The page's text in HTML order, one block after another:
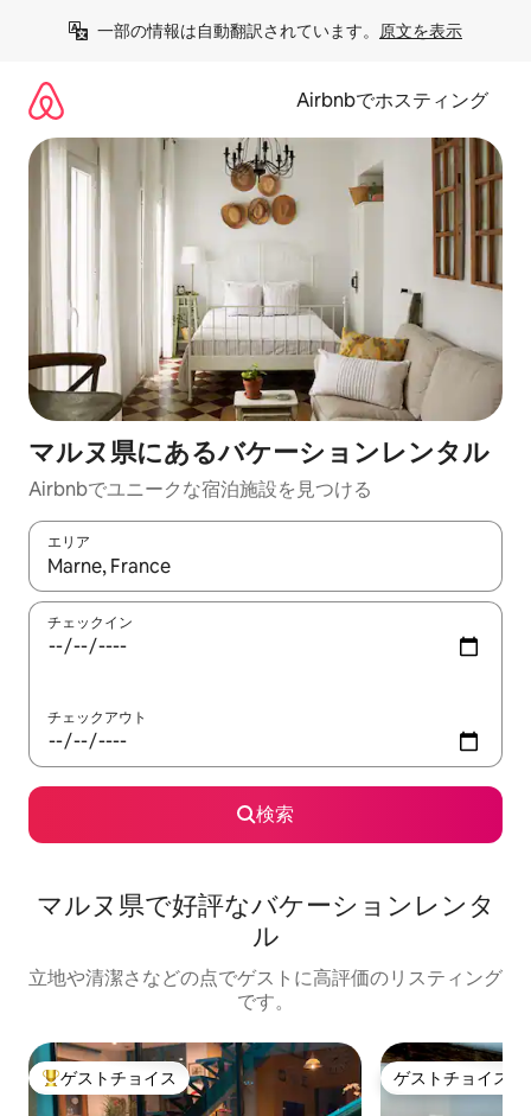
一部の情報は自動翻訳されています。 原文を表示
Airbnbでホスティング
マルヌ県にあるバケーションレンタル
Airbnbでユニークな宿泊施設を見つける
エリア
検索結果が表示されたら、上下の矢印キーを使って移動するか
チェックイン
チェックアウト
検索
マルヌ県で好評なバケーションレンタ
ル
立地や清潔さなどの点でゲストに高評価のリスティング
です。
大好評のゲストチョイスです。
ゲストチョイス ゲストチョイス
ゲストチョイス